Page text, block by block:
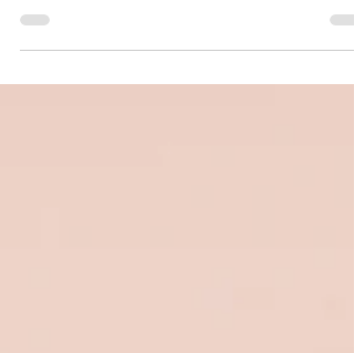
preparaci insieme alla primavera!